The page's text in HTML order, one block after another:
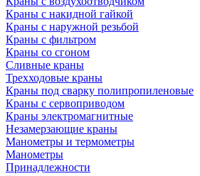
Краны с накидной гайкой
Краны с наружной резьбой
Краны с фильтром
Краны со сгоном
Сливные краны
Трехходовые краны
Краны под сварку полипропиленовые
Краны с сервоприводом
Краны электромагнитные
Незамерзающие краны
Манометры и термометры
Манометры
Принадлежности